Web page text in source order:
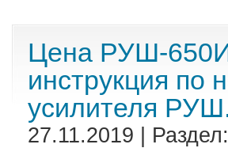
Цена РУШ-
инструкция по
усилителя
27.11.2019 | Раздел: